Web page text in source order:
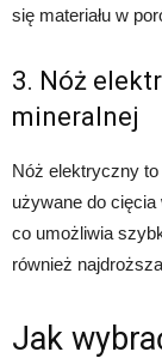
się materiału w
3. Nóż
mineralnej
Nóż elektryczny
używane do cięcia
co umożliwia
również
Jak